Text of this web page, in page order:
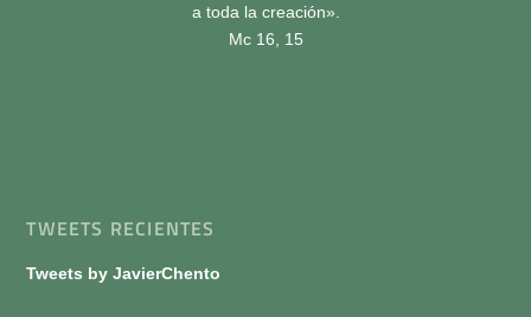
a toda la creación».
Mc 16, 15
TWEETS RECIENTES
Tweets by JavierChento